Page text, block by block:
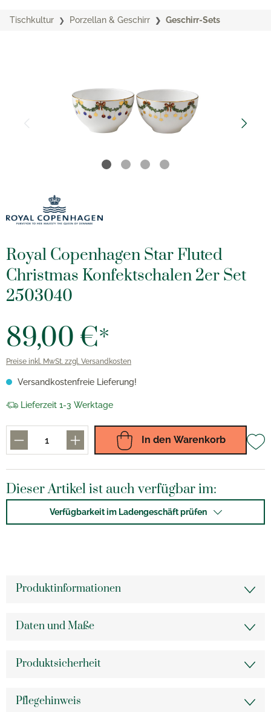
Tischkultur Porzellan & Geschirr Geschirr-Sets
Royal Copenhagen Star Fluted
Christmas Konfektschalen 2er Set
2503040
89,00 €*
Preise inkl. MwSt. zzgl. Versandkosten
Versandkostenfreie Lieferung!
Lieferzeit 1-3 Werktage
In den Warenkorb
Dieser Artikel ist auch verfügbar im:
Verfügbarkeit im Ladengeschäft prüfen
Produktinformationen
Daten und Maße
Produktsicherheit
Pflegehinweis